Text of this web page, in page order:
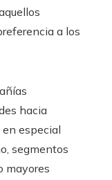
a los
hacia
especial
segmentos
mayores